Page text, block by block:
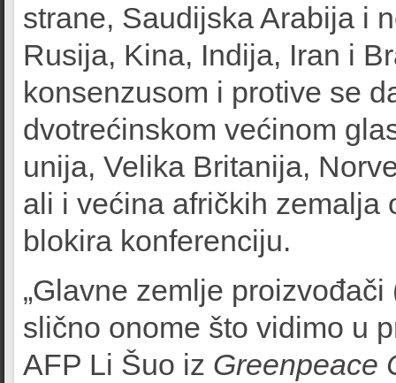
strane, Saudijska Arabija i
Rusija, Kina, Indija, Iran i
konsenzusom i protive se
dvotrećinskom većinom
unija, Velika Britanija,
ali i većina afričkih zemalja
blokira konferenciju.
„Glavne zemlje
slično onome što vidimo u
AFP Li Šuo iz Greenpeace